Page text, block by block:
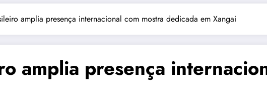
amplia presença internacional com mostra dedicada em Xangai
amplia presença